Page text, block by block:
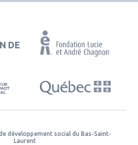
DE
développement social du Bas-Saint-
Laurent